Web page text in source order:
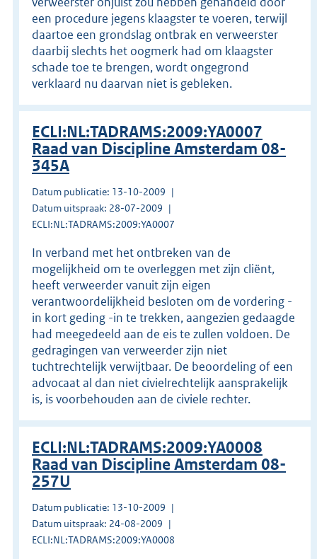
een procedure jegens klaagster te voeren, terwijl
daartoe een grondslag ontbrak en verweerster
daarbij slechts het oogmerk had om klaagster
schade toe te brengen, wordt ongegrond
verklaard nu daarvan niet is gebleken.
ECLI:NL:TADRAMS:2009:YA0007
Raad van Discipline Amsterdam 08-
345A
Datum publicatie: 13-10-2009
Datum uitspraak: 28-07-2009
ECLI:NL:TADRAMS:2009:YA0007
In verband met het ontbreken van de
mogelijkheid om te overleggen met zijn cliënt,
heeft verweerder vanuit zijn eigen
verantwoordelijkheid besloten om de vordering -
in kort geding -in te trekken, aangezien gedaagde
had meegedeeld aan de eis te zullen voldoen. De
gedragingen van verweerder zijn niet
tuchtrechtelijk verwijtbaar. De beoordeling of een
advocaat al dan niet civielrechtelijk aansprakelijk
is, is voorbehouden aan de civiele rechter.
ECLI:NL:TADRAMS:2009:YA0008
Raad van Discipline Amsterdam 08-
257U
Datum publicatie: 13-10-2009
Datum uitspraak: 24-08-2009
ECLI:NL:TADRAMS:2009:YA0008